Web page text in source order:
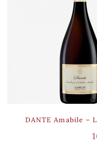
DANTE Amabile –